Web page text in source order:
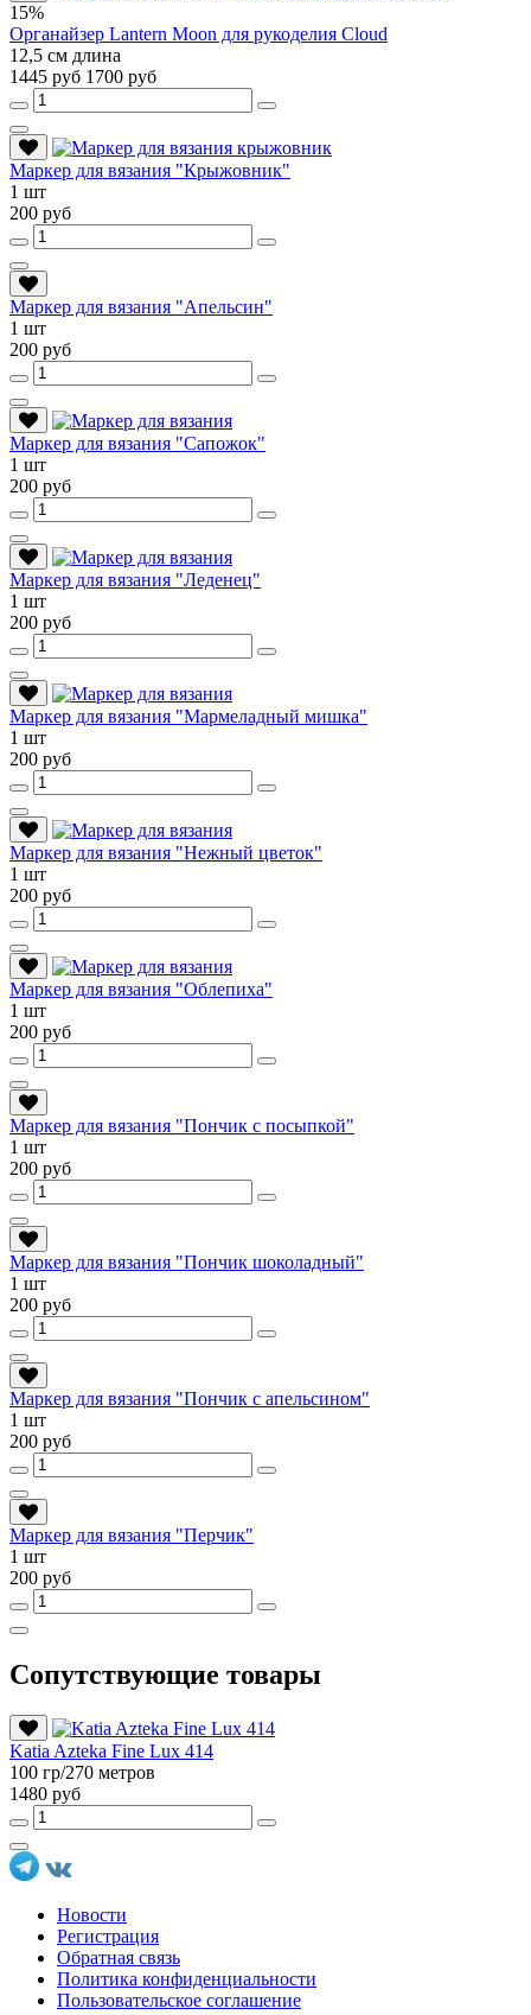
15%
Органайзер Lantern Moon для рукоделия Cloud
12,5 см длина
1445 руб 1700 руб
Маркер для вязания "Крыжовник"
1 шт
200 руб
Маркер для вязания "Апельсин"
1 шт
200 руб
Маркер для вязания "Сапожок"
1 шт
200 руб
Маркер для вязания "Леденец"
1 шт
200 руб
Маркер для вязания "Мармеладный мишка"
1 шт
200 руб
Маркер для вязания "Нежный цветок"
1 шт
200 руб
Маркер для вязания "Облепиха"
1 шт
200 руб
Маркер для вязания "Пончик с посыпкой"
1 шт
200 руб
Маркер для вязания "Пончик шоколадный"
1 шт
200 руб
Маркер для вязания "Пончик с апельсином"
1 шт
200 руб
Маркер для вязания "Перчик"
1 шт
200 руб
Сопутствующие товары
Katia Azteka Fine Lux 414
100 гр/270 метров
1480 руб
Новости
Регистрация
Обратная связь
Политика конфиденциальности
Пользовательское соглашение